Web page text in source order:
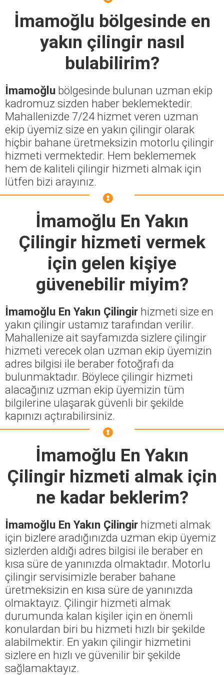
İmamoğlu bölgesinde en
yakın çilingir nasıl
bulabilirim?
İmamoğlu bölgesinde bulunan uzman ekip
kadromuz sizden haber beklemektedir.
Mahallenizde 7/24 hizmet veren uzman
ekip üyemiz size en yakın çilingir olarak
hiçbir bahane üretmeksizin motorlu çilingir
hizmeti vermektedir. Hem beklememek
hem de kaliteli çilingir hizmeti almak için
lütfen bizi arayınız.
İmamoğlu En Yakın
Çilingirhizmeti vermek
için gelen kişiye
güvenebilir miyim?
İmamoğlu En Yakın Çilingir hizmeti size en
yakın çilingir ustamız tarafından verilir.
Mahallenize ait sayfamızda sizlere çilingir
hizmeti verecek olan uzman ekip üyemizin
adres bilgisi ile beraber fotoğrafı da
bulunmaktadır. Böylece çilingir hizmeti
alacağınız uzman ekip üyemizin tüm
bilgilerine ulaşarak güvenli bir şekilde
kapınızı açtırabilirsiniz.
İmamoğlu En Yakın
Çilingirhizmeti almak için
ne kadar beklerim?
İmamoğlu En Yakın Çilingir hizmeti almak
için bizlere aradığınızda uzman ekip üyemiz
sizlerden aldığı adres bilgisi ile beraber en
kısa süre de yanınızda olmaktadır. Motorlu
çilingir servisimizle beraber bahane
üretmeksizin en kısa süre de yanınızda
olmaktayız. Çilingir hizmeti almak
durumunda kalan kişiler için en önemli
konulardan biri bu hizmeti hızlı bir şekilde
alabilmektir. En yakın çilingir hizmetini
sizlere en hızlı ve güvenilir bir şekilde
sağlamaktayız.